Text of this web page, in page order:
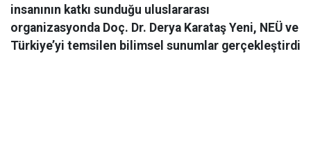
insanının katkı sunduğu uluslararası
organizasyonda Doç. Dr. Derya Karataş Yeni, NEÜ ve
Türkiye’yi temsilen bilimsel sunumlar gerçekleştirdi